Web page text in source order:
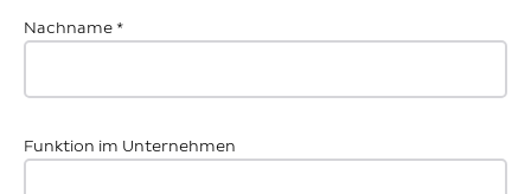
Nachname *
Funktion im Unternehmen